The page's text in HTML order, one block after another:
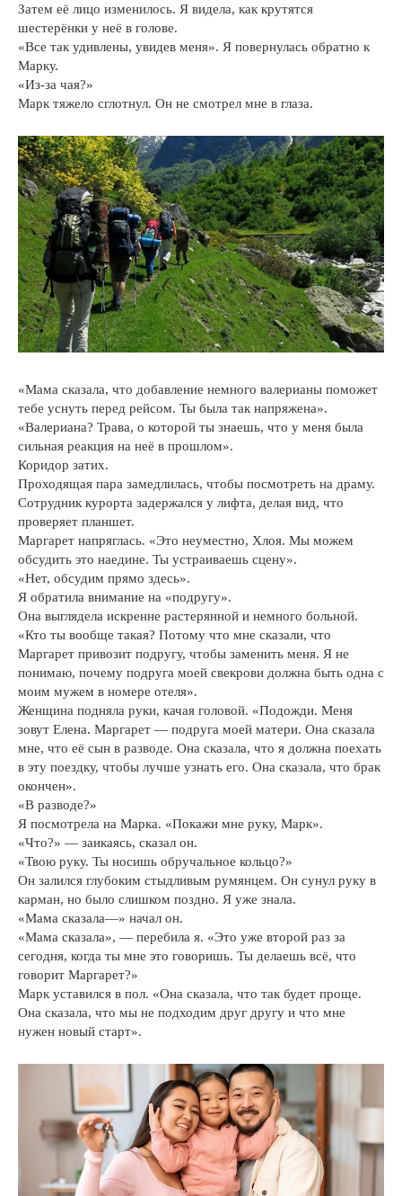
Затем её лицо изменилось. Я видела, как крутятся
шестерёнки у неё в голове.
«Все так удивлены, увидев меня». Я повернулась обратно к
Марку.
«Из-за чая?»
Марк тяжело сглотнул. Он не смотрел мне в глаза.
«Мама сказала, что добавление немного валерианы поможет
тебе уснуть перед рейсом. Ты была так напряжена».
«Валериана? Трава, о которой ты знаешь, что у меня была
сильная реакция на неё в прошлом».
Коридор затих.
Проходящая пара замедлилась, чтобы посмотреть на драму.
Сотрудник курорта задержался у лифта, делая вид, что
проверяет планшет.
Маргарет напряглась. «Это неуместно, Хлоя. Мы можем
обсудить это наедине. Ты устраиваешь сцену».
«Нет, обсудим прямо здесь».
Я обратила внимание на «подругу».
Она выглядела искренне растерянной и немного больной.
«Кто ты вообще такая? Потому что мне сказали, что
Маргарет привозит подругу, чтобы заменить меня. Я не
понимаю, почему подруга моей свекрови должна быть одна с
моим мужем в номере отеля».
Женщина подняла руки, качая головой. «Подожди. Меня
зовут Елена. Маргарет — подруга моей матери. Она сказала
мне, что её сын в разводе. Она сказала, что я должна поехать
в эту поездку, чтобы лучше узнать его. Она сказала, что брак
окончен».
«В разводе?»
Я посмотрела на Марка. «Покажи мне руку, Марк».
«Что?» — заикаясь, сказал он.
«Твою руку. Ты носишь обручальное кольцо?»
Он залился глубоким стыдливым румянцем. Он сунул руку в
карман, но было слишком поздно. Я уже знала.
«Мама сказала—» начал он.
«Мама сказала», — перебила я. «Это уже второй раз за
сегодня, когда ты мне это говоришь. Ты делаешь всё, что
говорит Маргарет?»
Марк уставился в пол. «Она сказала, что так будет проще.
Она сказала, что мы не подходим друг другу и что мне
нужен новый старт».